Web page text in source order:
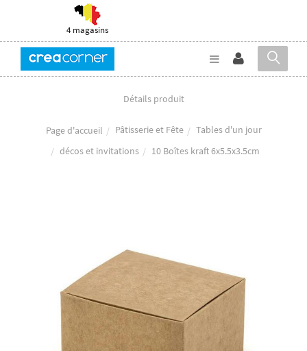
4 magasins
Détails produit
Page d'accueil Pâtisserie et Fête
Tables d'un jour
décos et invitations
10 Boîtes kraft 6x5.5x3.5cm